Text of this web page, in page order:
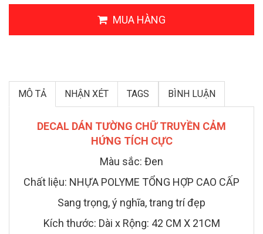
MUA HÀNG
MÔ TẢ NHẬN XÉT TAGS BÌNH LUẬN
DECAL DÁN TƯỜNG CHỮ TRUYỀN CẢM
HỨNG TÍCH CỰC
Màu sắc: Đen
Chất liệu: NHỰA POLYME TỔNG HỢP CAO CẤP
Sang trọng, ý nghĩa, trang trí đẹp
Kích thước: Dài x Rộng: 42 CM X 21CM